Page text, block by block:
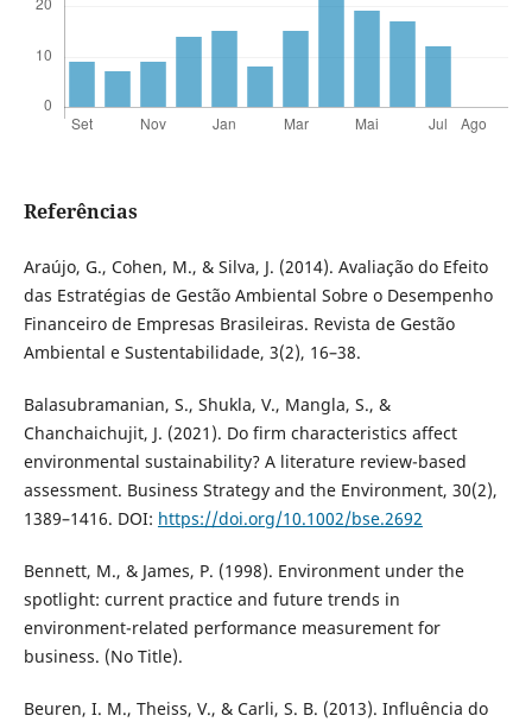
Referências
Araújo, G., Cohen, M., & Silva, J. (2014). Avaliação do Efeito
das Estratégias de Gestão Ambiental Sobre o Desempenho
Financeiro de Empresas Brasileiras. Revista de Gestão
Ambiental e Sustentabilidade, 3(2), 16–38.
Balasubramanian, S., Shukla, V., Mangla, S., &
Chanchaichujit, J. (2021). Do firm characteristics affect
environmental sustainability? A literature review-based
assessment. Business Strategy and the Environment, 30(2),
1389–1416. DOI: https://doi.org/10.1002/bse.2692
Bennett, M., & James, P. (1998). Environment under the
spotlight: current practice and future trends in
environment-related performance measurement for
business. (No Title).
Beuren, I. M., Theiss, V., & Carli, S. B. (2013). Influência do